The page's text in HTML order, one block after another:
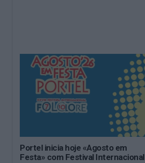
Portel inicia hoje «Agosto em
Festa» com Festival Internacional